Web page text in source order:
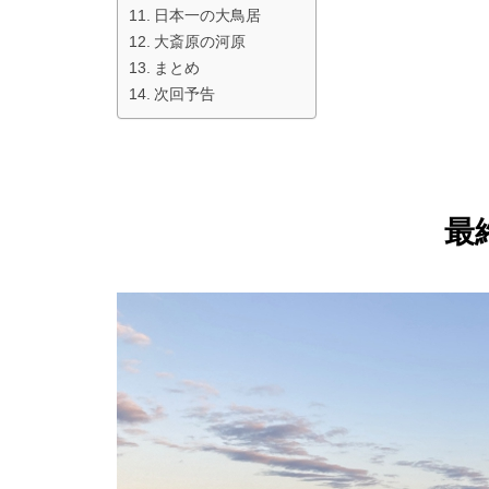
日本一の大鳥居
大斎原の河原
まとめ
次回予告
最